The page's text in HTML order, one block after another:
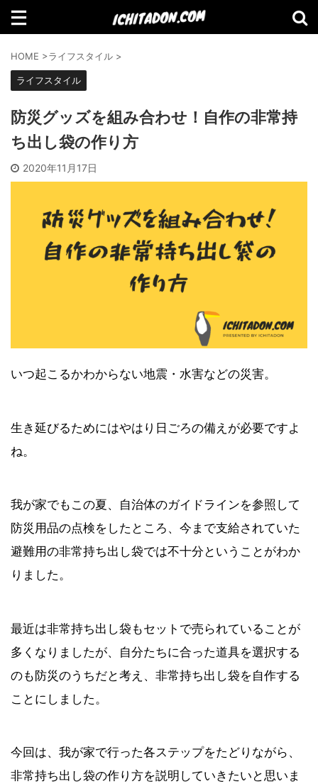
検索
【Amazon】2021年Amazonで買って
【2021年11月】Amazonブラックフラ
イデーセール おすすめ商品！
【2021年6月】Amazonプライムデーセ
【2021年4月】Amazonタイムセール祭
り おすすめ商品！
HOME >ライフスタイル >
ライフスタイル
防災グッズを組み合わせ！自作の非常持
ち出し袋の作り方
2020年11月17日
いつ起こるかわからない地震・水害などの災害。
生き延びるためにはやはり日ごろの備えが必要ですよ
ね。
我が家でもこの夏、自治体のガイドラインを参照して
防災用品の点検をしたところ、今まで支給されていた
避難用の非常持ち出し袋では不十分ということがわか
りました。
最近は非常持ち出し袋もセットで売られていることが
多くなりましたが、自分たちに合った道具を選択する
のも防災のうちだと考え、非常持ち出し袋を自作する
ことにしました。
今回は、我が家で行った各ステップをたどりながら、
非常持ち出し袋の作り方を説明していきたいと思いま